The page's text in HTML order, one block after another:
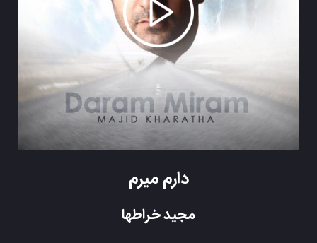
دارم میرم
مجید خراطها